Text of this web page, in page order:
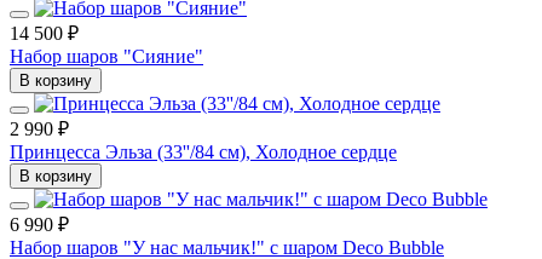
14 500 ₽
Набор шаров "Сияние"
В корзину
2 990 ₽
Принцесса Э­льза (33''/84 см), Холодное сердце
В корзину
6 990 ₽
Набор шаров "У нас мальчик!" с шаром Deco Bubble